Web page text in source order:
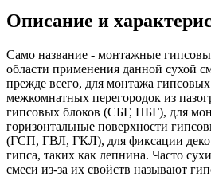
Описание и
Само название - монтажные
области применения данной сухой
прежде всего, для монтажа
межкомнатных перегородок из
гипсовых блоков (СБГ, ПБГ), для
горизонтальные поверхности
(ГСП, ГВЛ, ГКЛ), для фиксации
гипса, таких как лепнина. Часто
смеси из-за их свойств называют